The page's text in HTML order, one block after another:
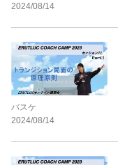
2024/08/14
バスケ
2024/08/14